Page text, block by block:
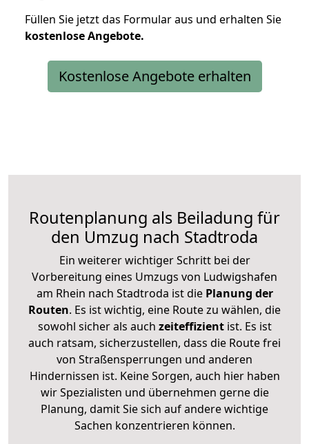
Füllen Sie jetzt das Formular aus und erhalten Sie
kostenloseAngebote.
Kostenlose Angebote erhalten
Routenplanung als Beiladung für
den Umzug nach Stadtroda
Ein weiterer wichtiger Schritt bei der
Vorbereitung eines Umzugs von Ludwigshafen
am Rhein nach Stadtroda ist diePlanung der
Routen. Es ist wichtig, eine Route zu wählen, die
sowohl sicher als auch zeiteffizientist. Es ist
auch ratsam, sicherzustellen, dass die Route frei
von Straßensperrungen und anderen
Hindernissen ist. Keine Sorgen, auch hier haben
wir Spezialisten und übernehmen gerne die
Planung, damit Sie sich auf andere wichtige
Sachen konzentrieren können.